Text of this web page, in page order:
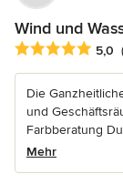
Wind und
5,0
Die
und
Farbberatung
Mehr